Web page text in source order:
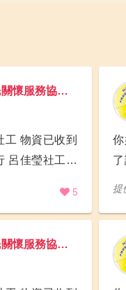
(1950食物銀行)
物資已收到
呂佳瑩社工代
5
吉
提
(1950食物銀行)